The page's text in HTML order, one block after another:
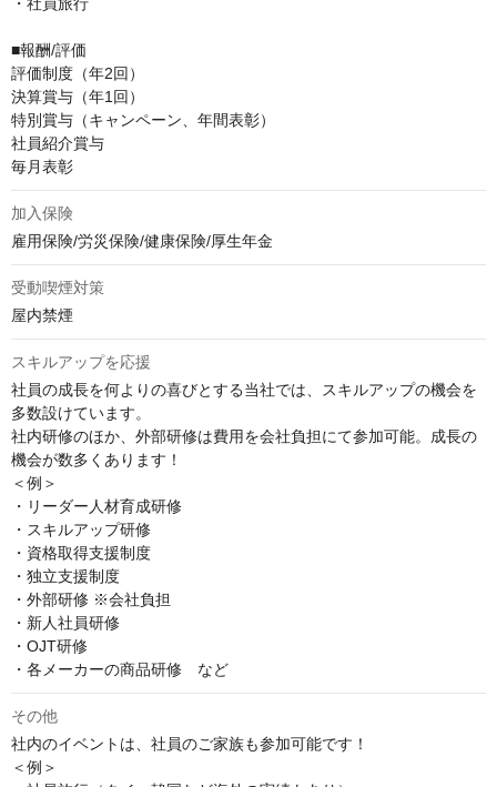
・社員旅行
■報酬/評価
評価制度（年2回）
決算賞与（年1回）
特別賞与（キャンペーン、年間表彰）
社員紹介賞与
毎月表彰
加入保険
雇用保険/労災保険/健康保険/厚生年金
受動喫煙対策
屋内禁煙
スキルアップを応援
社員の成長を何よりの喜びとする当社では、スキルアップの機会を
多数設けています。
社内研修のほか、外部研修は費用を会社負担にて参加可能。成長の
機会が数多くあります！
＜例＞
・リーダー人材育成研修
・スキルアップ研修
・資格取得支援制度
・独立支援制度
・外部研修 ※会社負担
・新人社員研修
・OJT研修
・各メーカーの商品研修　など
その他
社内のイベントは、社員のご家族も参加可能です！
＜例＞